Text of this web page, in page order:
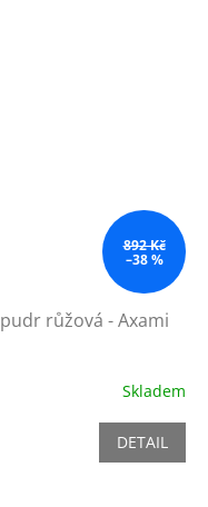
892 Kč
–38 %
růžová - Axami
Skladem
DETAIL